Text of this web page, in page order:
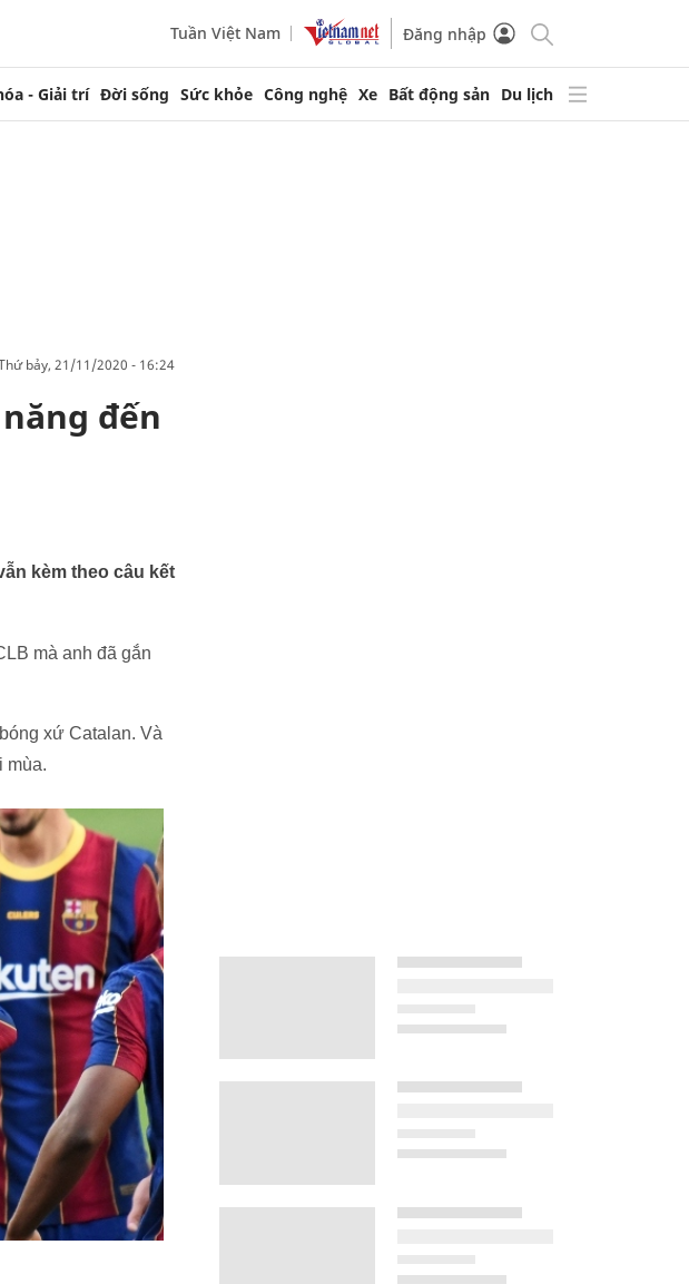
Tuần Việt Nam Đăng nhập
- Giải trí Đời sống Sức khỏe Công nghệ Xe Bất động sản Du lịch
thứ bảy, 21/11/2020 - 16:24
đến
kèm theo câu kết
mà anh đã gắn
xứ Catalan. Và
mùa.